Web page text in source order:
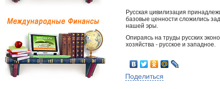
Русская цивилизация
базовые ценности сложились
нашей эры.
Опираясь на труды русских
хозяйства - русское и западное.
Поделиться